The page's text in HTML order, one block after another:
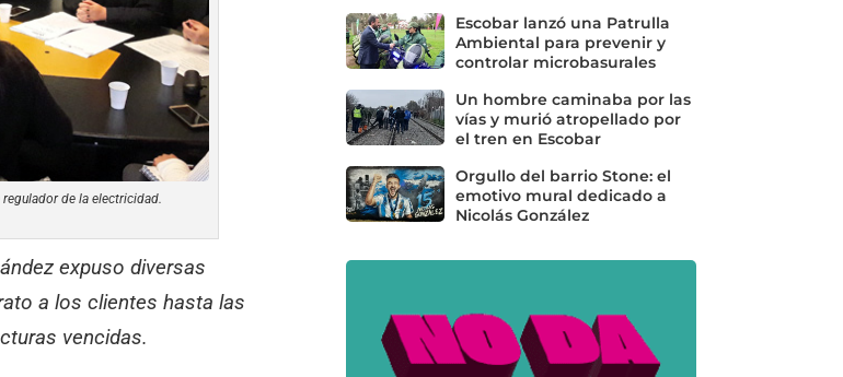
de la electricidad.
expuso diversas
a los clientes hasta las
vencidas.
Escobar lanzó una Patrulla
Ambiental para prevenir y
controlar microbasurales
Un hombre caminaba por las
vías y murió atropellado por
el tren en Escobar
Orgullo del barrio Stone: el
emotivo mural dedicado a
Nicolás González